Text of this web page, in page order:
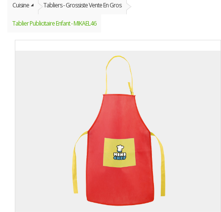
Cuisine Tabliers - Grossiste Vente En Gros
Tablier Publicitaire Enfant - MIKAEL46